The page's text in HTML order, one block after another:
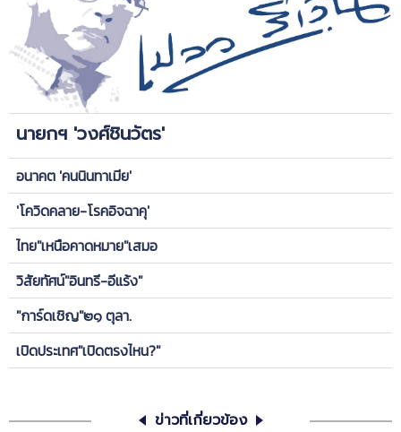
นายกฯ 'วงศ์ชินวัตร'
อนาคต 'คนนินทาเมีย'
'โควิดคลาย-โรคอิจฉาคุ'
ไทย"เหนือคาดหมาย"เสมอ
วิสัยทัศน์"อินทรี-อีแร้ง"
"การ์ดเชิญ"๒๑ ตุลา.
เปิดประเทศ"เปิดตรงไหน?"
ข่าวที่เกี่ยวข้อง